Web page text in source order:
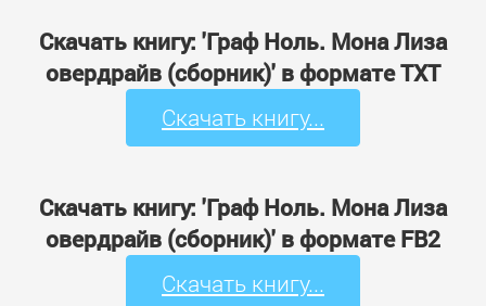
Скачать книгу: 'Граф Ноль. Мона Лиза
овердрайв (сборник)' в формате TXT
Скачать книгу...
Скачать книгу: 'Граф Ноль. Мона Лиза
овердрайв (сборник)' в формате FB2
Скачать книгу...